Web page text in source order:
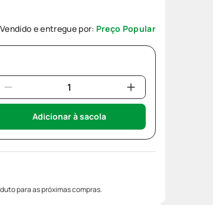
Vendido e entregue por: Preço Popular
Adicionar à sacola
para as próximas compras.